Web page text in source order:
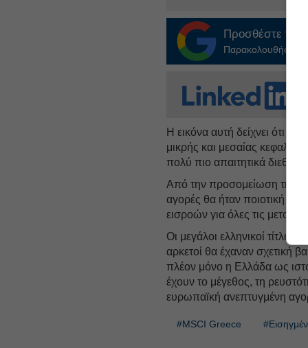
Προσθέστε το
Παρακολουθήστε
Η εικόνα αυτή δείχνει ότι η
μικρής και μεσαίας
πολύ πιο απαιτητικά διεθνή
Από την προσομείωση της
αγορές θα ήταν ποιοτική
εισροών για όλες τις μετοχές.
Οι μεγάλοι ελληνικοί
αρκετοί θα έχαναν σχετική
πλέον μόνο η Ελλάδα ως
έχουν το μέγεθος, τη
ευρωπαϊκή ανεπτυγμένη
#MSCI Greece